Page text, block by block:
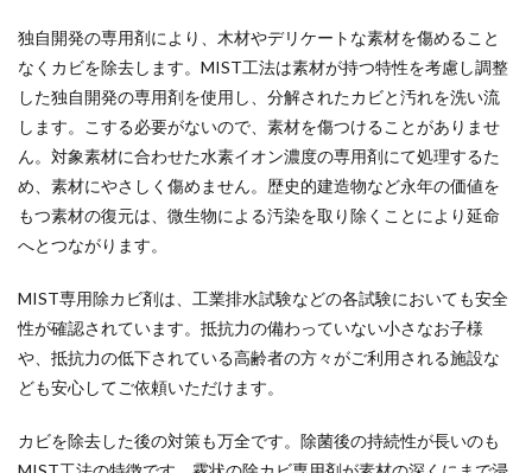
独自開発の専用剤により、木材やデリケートな素材を傷めること
なくカビを除去します。MIST工法は素材が持つ特性を考慮し調整
した独自開発の専用剤を使用し、分解されたカビと汚れを洗い流
します。こする必要がないので、素材を傷つけることがありませ
ん。対象素材に合わせた水素イオン濃度の専用剤にて処理するた
め、素材にやさしく傷めません。歴史的建造物など永年の価値を
もつ素材の復元は、微生物による汚染を取り除くことにより延命
へとつながります。
MIST専用除カビ剤は、工業排水試験などの各試験においても安全
性が確認されています。抵抗力の備わっていない小さなお子様
や、抵抗力の低下されている高齢者の方々がご利用される施設な
ども安心してご依頼いただけます。
カビを除去した後の対策も万全です。除菌後の持続性が長いのも